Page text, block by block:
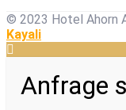
© 2023 Hotel Ahorn
Kayali
Anfrage